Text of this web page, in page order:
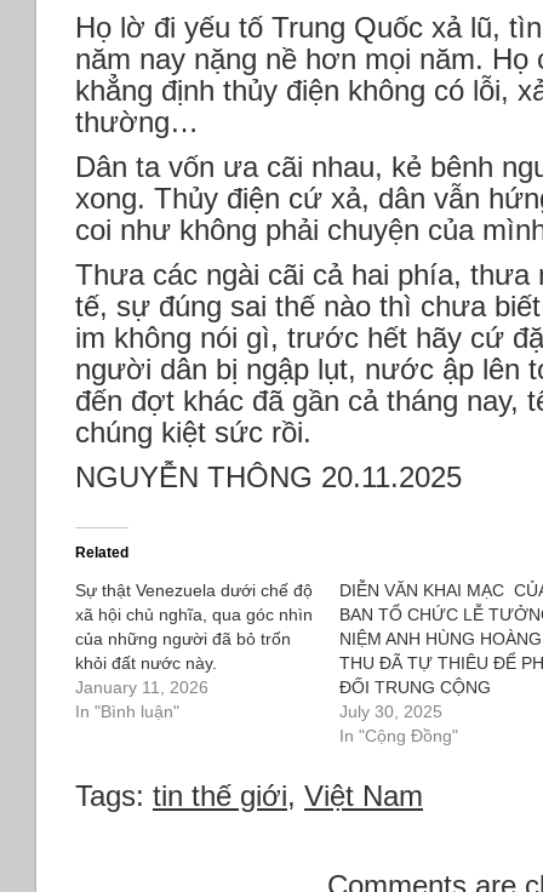
Họ lờ đi yếu tố Trung Quốc xả lũ,
năm nay nặng nề hơn mọi năm. Họ
khẳng định thủy điện không có lỗi,
thường…
Dân ta vốn ưa cãi nhau, kẻ bênh
xong. Thủy điện cứ xả, dân vẫn
coi như không phải chuyện của
Thưa các ngài cãi cả hai phía, thưa
tế, sự đúng sai thế nào thì chưa
im không nói gì, trước hết hãy cứ
người dân bị ngập lụt, nước ập lên
đến đợt khác đã gần cả tháng nay,
chúng kiệt sức rồi.
NGUYỄN THÔNG 20.11.2025
Related
Sự thật Venezuela dưới chế độ
xã hội chủ nghĩa, qua góc nhìn
của những người đã bỏ trốn
khỏi đất nước này.
January 11, 2026
In "Bình luận"
DIỄN VĂN KHAI MẠC
BAN TỔ CHỨC LỄ
NIỆM ANH HÙNG HOÀNG
THU ĐÃ TỰ THIÊU ĐỂ
ĐỐI TRUNG CỘNG
July 30, 2025
In "Cộng Đồng"
Tags: tin thế giới, Việt Nam
Comments are